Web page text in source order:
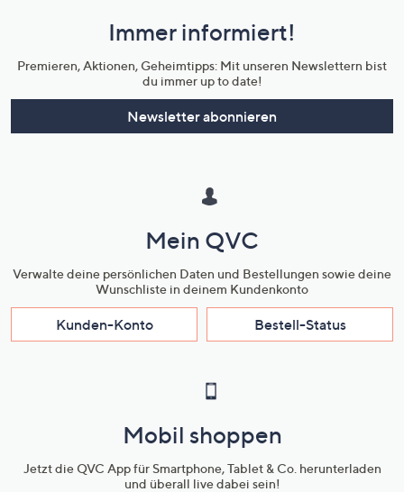
Unternehmensinformationen
Immer informiert!
Premieren, Aktionen, Geheimtipps: Mit unseren Newslettern bist
du immer up to date!
Newsletter abonnieren
Mein QVC
Verwalte deine persönlichen Daten und Bestellungen sowie deine
Wunschliste in deinem Kundenkonto
Kunden-Konto Bestell-Status
Mobil shoppen
Jetzt die QVC App für Smartphone, Tablet & Co. herunterladen
und überall live dabei sein!